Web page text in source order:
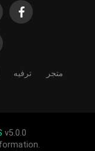
متجر ترفيه
v5.0.0